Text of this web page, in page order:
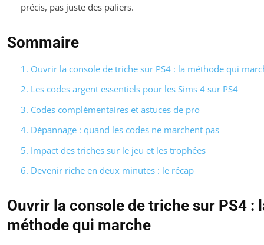
précis, pas juste des paliers.
Sommaire
1. Ouvrir la console de triche sur PS4 : la méthode qui
2. Les codes argent essentiels pour les Sims 4 sur PS4
3. Codes complémentaires et astuces de pro
4. Dépannage : quand les codes ne marchent pas
5. Impact des triches sur le jeu et les trophées
6. Devenir riche en deux minutes : le récap
Ouvrir la console de triche sur PS4 :
méthode qui marche